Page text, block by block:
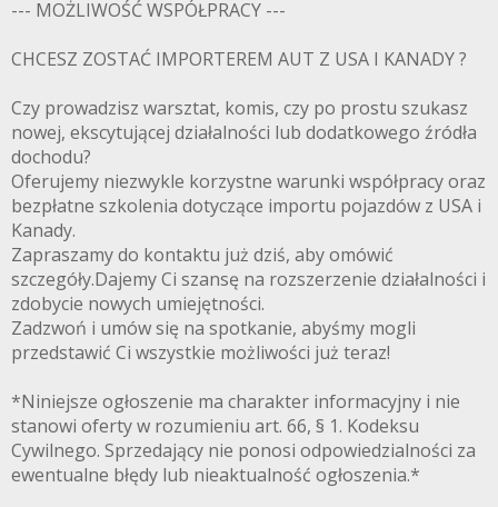
--- MOŻLIWOŚĆ WSPÓŁPRACY ---
CHCESZ ZOSTAĆ IMPORTEREM AUT Z USA I KANADY ?
Czy prowadzisz warsztat, komis, czy po prostu szukasz
nowej, ekscytującej działalności lub dodatkowego źródła
dochodu?
Oferujemy niezwykle korzystne warunki współpracy oraz
bezpłatne szkolenia dotyczące importu pojazdów z USA i
Kanady.
Zapraszamy do kontaktu już dziś, aby omówić
szczegóły.Dajemy Ci szansę na rozszerzenie działalności i
zdobycie nowych umiejętności.
Zadzwoń i umów się na spotkanie, abyśmy mogli
przedstawić Ci wszystkie możliwości już teraz!
*Niniejsze ogłoszenie ma charakter informacyjny i nie
stanowi oferty w rozumieniu art. 66, § 1. Kodeksu
Cywilnego. Sprzedający nie ponosi odpowiedzialności za
ewentualne błędy lub nieaktualność ogłoszenia.*